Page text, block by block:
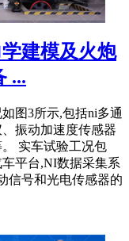
建模及火炮
...
图3所示,包括ni多通
振动加速度传感器
实车试验工况包
平台,NI数据采集系
信号和光电传感器的